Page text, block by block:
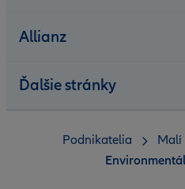
Allianz
Ďalšie stránky
Podnikatelia
Malí